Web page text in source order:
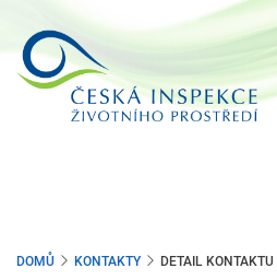
hlavnímu
obsahu
DOMŮ KONTAKTY DETAIL KONTAKTU